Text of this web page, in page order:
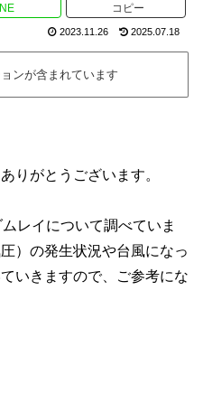
コピー
2023.11.26 2025.07.18
ンが含まれています
りがとうございます。
レイについて調べていま
）の発生状況や台風になっ
いきますので、ご参考にな